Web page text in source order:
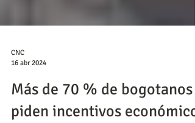
CNC
16 abr 2024